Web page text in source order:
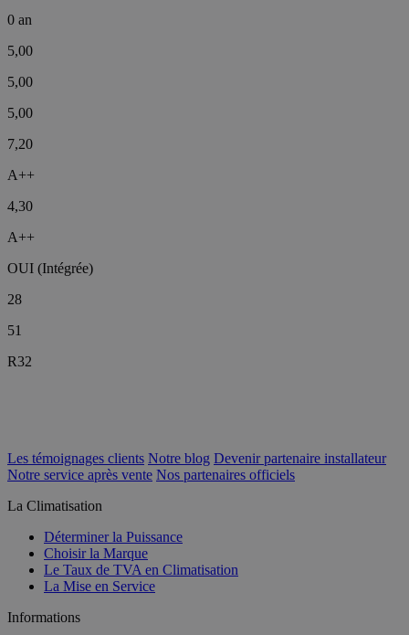
0 an
5,00
5,00
5,00
7,20
A++
4,30
A++
OUI (Intégrée)
28
51
R32
Les témoignages clients Notre blog Devenir partenaire installateur
Notre service après vente Nos partenaires officiels
La Climatisation
Déterminer la Puissance
Choisir la Marque
Le Taux de TVA en Climatisation
La Mise en Service
Informations